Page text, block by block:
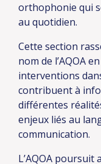
orthophonie qui
au quotidien.
Cette section
nom de l’AQOA
interventions
contribuent à
différentes
enjeux liés au
communication.
L’AQOA poursuit